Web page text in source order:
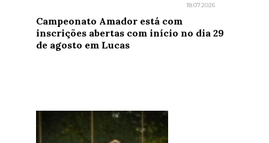
18.07.2026
Campeonato Amador está com
inscrições abertas com início no dia 29
de agosto em Lucas